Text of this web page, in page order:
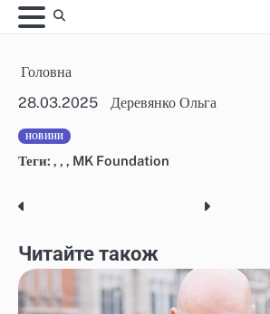
Skip
to
Головна
28.03.2025
Деревянко Ольга
НОВИНИ
Теги: , , , MK Foundation
Post
navigation
Читайте також